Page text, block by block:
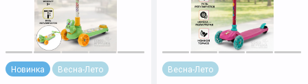
Новинка Весна-Лето Весна-Лето